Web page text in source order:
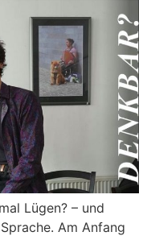
Lügen? – und
Am Anfang